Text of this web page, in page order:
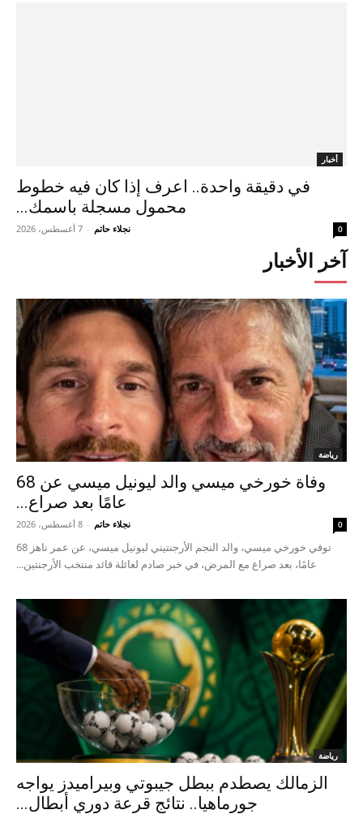
أخبار
في دقيقة واحدة.. اعرف إذا كان فيه خطوط
محمول مسجلة باسمك...
نجلاء حاتم - 7 أغسطس، 2026 0
آخر الأخبار
رياضة
وفاة خورخي ميسي والد ليونيل ميسي عن 68
عامًا بعد صراع...
نجلاء حاتم - 8 أغسطس، 2026 0
توفي خورخي ميسي، والد النجم الأرجنتيني ليونيل ميسي، عن عمر ناهز 68
عامًا، بعد صراع مع المرض، في خبر صادم لعائلة قائد منتخب الأرجنتين...
رياضة
الزمالك يصطدم ببطل جيبوتي وبيراميدز يواجه
جورماهيا.. نتائج قرعة دوري أبطال...